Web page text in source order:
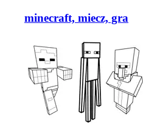
minecraft, miecz, gra